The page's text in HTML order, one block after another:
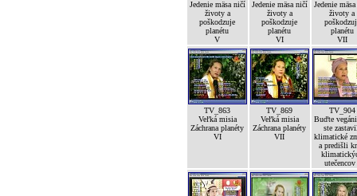
Jedenie mäsa ničí
životy a
poškodzuje
planétu
V
Jedenie mäsa ničí
životy a
poškodzuje
planétu
VI
Jedenie
životy a
planétu
VII
TV_863
Veľká misia
Záchrana planéty
VI
TV_869
Veľká misia
Záchrana planéty
VII
TV_904
Buďte
ste
klimatické
a predišli